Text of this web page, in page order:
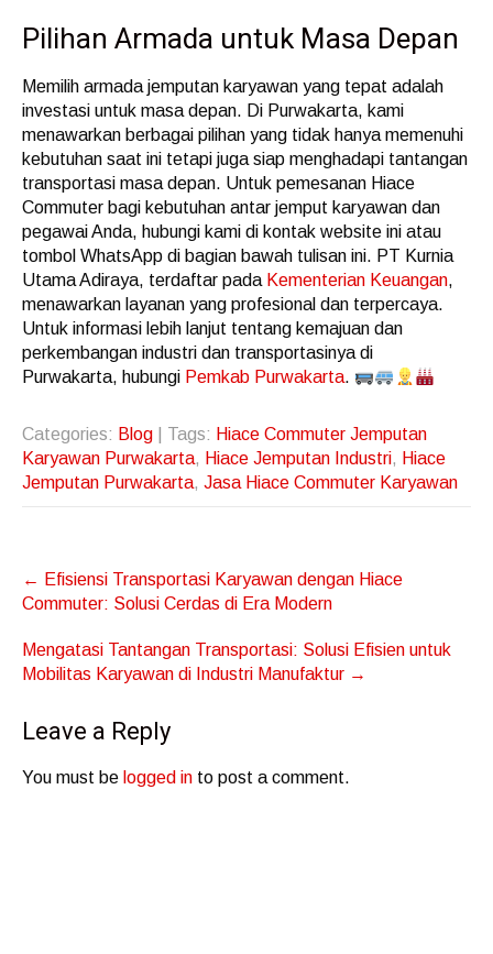
Pilihan Armada untuk Masa Depan
Memilih armada jemputan karyawan yang tepat adalah
investasi untuk masa depan. Di Purwakarta, kami
menawarkan berbagai pilihan yang tidak hanya memenuhi
kebutuhan saat ini tetapi juga siap menghadapi tantangan
transportasi masa depan. Untuk pemesanan Hiace
Commuter bagi kebutuhan antar jemput karyawan dan
pegawai Anda, hubungi kami di kontak website ini atau
tombol WhatsApp di bagian bawah tulisan ini. PT Kurnia
Utama Adiraya, terdaftar pada Kementerian Keuangan,
menawarkan layanan yang profesional dan terpercaya.
Untuk informasi lebih lanjut tentang kemajuan dan
perkembangan industri dan transportasinya di
Purwakarta, hubungi Pemkab Purwakarta.
Categories: Blog | Tags: Hiace Commuter Jemputan
Karyawan Purwakarta, Hiace Jemputan Industri, Hiace
Jemputan Purwakarta, Jasa Hiace Commuter Karyawan
Post
navigation
← Efisiensi Transportasi Karyawan dengan Hiace
Commuter: Solusi Cerdas di Era Modern
Mengatasi Tantangan Transportasi: Solusi Efisien untuk
Mobilitas Karyawan di Industri Manufaktur →
Leave a Reply
You must be logged in to post a comment.